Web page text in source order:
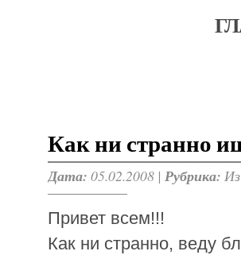
Как ни странно
Дата: 05.02.2008 | Рубрика:
Привет всем!!!
Как ни странно, веду